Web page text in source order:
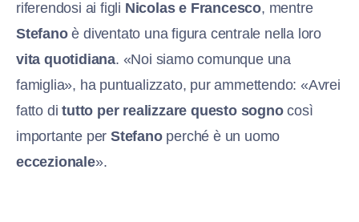
riferendosi ai figli Nicolas e Francesco, mentre
Stefanoè diventato una figura centrale nella loro
vita quotidiana. «Noi siamo comunque una
famiglia», ha puntualizzato, pur ammettendo: «Avrei
fatto ditutto per realizzare questo sognocosì
importante perStefanoperché è un uomo
eccezionale».